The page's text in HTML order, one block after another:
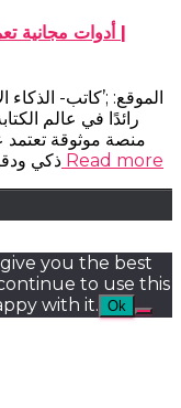
أدوات مجانية
الموقع: ;’كاتب-
رائدًا في عالم
منصة موثوقة تعتمد
ذكي Read more
you the best
to use this
with it. Ok